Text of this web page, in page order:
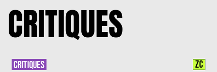
CRITIQUES
CRITIQUES ZC